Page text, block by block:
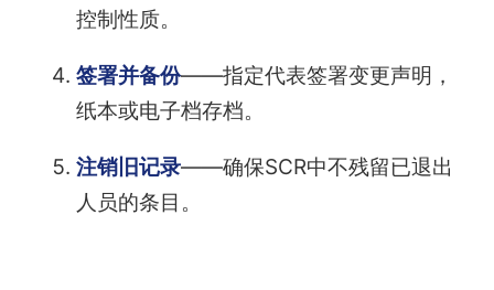
控制性质。
签署并备份——指定代表签署变更声明，
纸本或电子档存档。
注销旧记录——确保SCR中不残留已退出
人员的条目。